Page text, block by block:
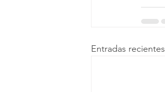
Entradas recientes